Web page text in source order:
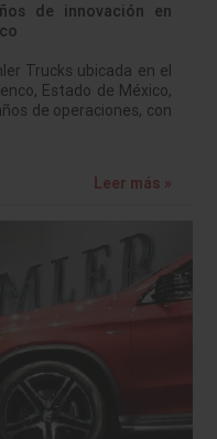
de innovación en
Trucks ubicada en el
Estado de México,
de operaciones, con
Leer más »